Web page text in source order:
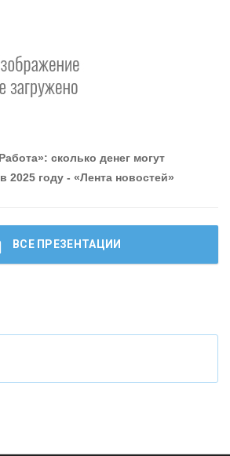
банки делают для того, чтобы
персонал - «Интервью»
деньгами при цифровом
сколько денег могут
2025 году - «Лента новостей»
ВСЕ ПРЕЗЕНТАЦИИ